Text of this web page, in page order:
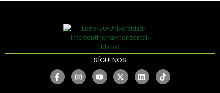
SÍGUENOS